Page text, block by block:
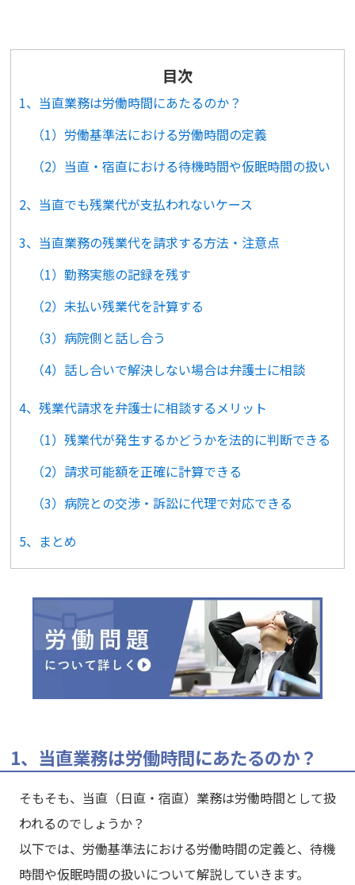
目次
1、当直業務は労働時間にあたるのか？
（1）労働基準法における労働時間の定義
（2）当直・宿直における待機時間や仮眠時間の扱い
2、当直でも残業代が支払われないケース
3、当直業務の残業代を請求する方法・注意点
（1）勤務実態の記録を残す
（2）未払い残業代を計算する
（3）病院側と話し合う
（4）話し合いで解決しない場合は弁護士に相談
4、残業代請求を弁護士に相談するメリット
（1）残業代が発生するかどうかを法的に判断できる
（2）請求可能額を正確に計算できる
（3）病院との交渉・訴訟に代理で対応できる
5、まとめ
1、当直業務は労働時間にあたるのか？
そもそも、当直（日直・宿直）業務は労働時間として扱
われるのでしょうか？
以下では、労働基準法における労働時間の定義と、待機
時間や仮眠時間の扱いについて解説していきます。